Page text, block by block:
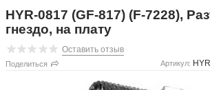
HYR-0817 (GF-817) (F-7228),
гнездо, на плату
Оставить отзыв
Поделиться Артикул: